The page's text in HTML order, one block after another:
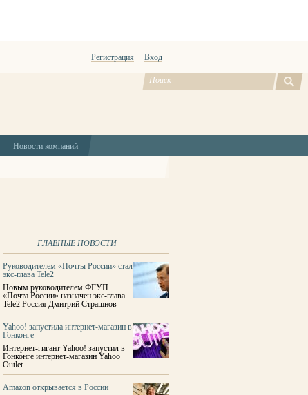
Регистрация Вход
Новости компаний
ГЛАВНЫЕ НОВОСТИ
Руководителем «Почты России» стал
экс-глава Tele2
Новым руководителем ФГУП
«Почта России» назначен экс-глава
Tele2 Россия Дмитрий Страшнов
Yahoo! запустила интернет-магазин в
Гонконге
Интернет-гигант Yahoo! запустил в
Гонконге интернет-магазин Yahoo
Outlet
Amazon открывается в России